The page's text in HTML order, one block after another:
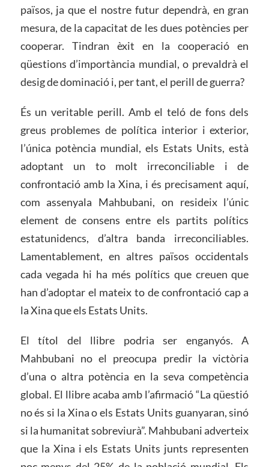
països, ja que el nostre futur dependrà, en gran
mesura, de la capacitat de les dues potències per
cooperar. Tindran èxit en la cooperació en
qüestions d’importància mundial, o prevaldrà el
desig de dominació i, per tant, el perill de guerra?
És un veritable perill. Amb el teló de fons dels
greus problemes de política interior i exterior,
l’única potència mundial, els Estats Units, està
adoptant un to molt irreconciliable i de
confrontació amb la Xina, i és precisament aquí,
com assenyala Mahbubani, on resideix l’únic
element de consens entre els partits polítics
estatunidencs, d’altra banda irreconciliables.
Lamentablement, en altres països occidentals
cada vegada hi ha més polítics que creuen que
han d’adoptar el mateix to de confrontació cap a
la Xina que els Estats Units.
El títol del llibre podria ser enganyós. A
Mahbubani no el preocupa predir la victòria
d’una o altra potència en la seva competència
global. El llibre acaba amb l’afirmació “La qüestió
no és si la Xina o els Estats Units guanyaran, sinó
si la humanitat sobreviurà”. Mahbubani adverteix
que la Xina i els Estats Units junts representen